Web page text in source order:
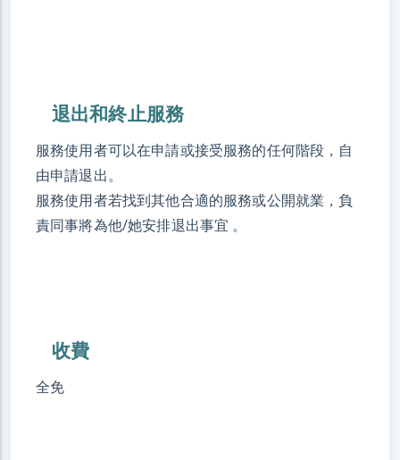
退出和終止服務
服務使用者可以在申請或接受服務的任何階段，自
由申請退出。
服務使用者若找到其他合適的服務或公開就業，負
責同事將為他/她安排退出事宜 。
收費
全免